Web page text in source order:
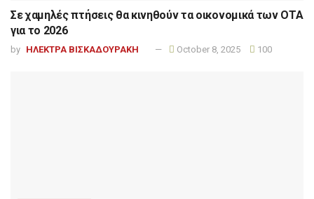
Σε χαμηλές πτήσεις θα κινηθούν τα οικονομικά των ΟΤΑ
για το 2026
by ΗΛΕΚΤΡΑ ΒΙΣΚΑΔΟΥΡΑΚΗ October 8, 2025 100